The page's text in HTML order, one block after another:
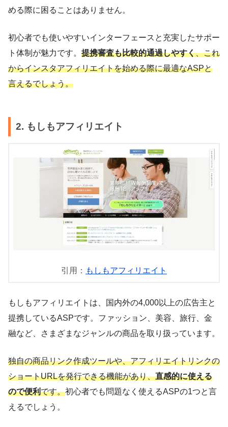
める際に困ることはありません。
初心者でも使いやすいインターフェースと充実したサポー
ト体制が魅力です。 提携審査も比較的通過しやすく、これ
からインスタアフィリエイトを始める際に最適なASPと
言えるでしょう。
2. もしもアフィリエイト
引用： もしもアフィリエイト
もしもアフィリエイトは、国内外の4,000以上の広告主と
提携しているASPです。ファッション、美容、旅行、金
融など、さまざまなジャンルの商品を取り扱っています。
独自の商品リンク作成ツールや、アフィリエイトリンクの
ショートURLを発行できる機能があり、直感的に使える
ので便利です。初心者でも問題なく使えるASPの1つと言
えるでしょう。